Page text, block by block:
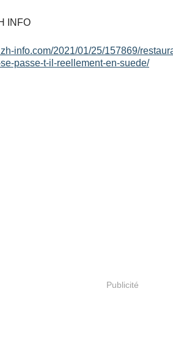
INFO
info.com/2021/01/25/157869/
passe-t-il-reellement-en-suede/
Publicité